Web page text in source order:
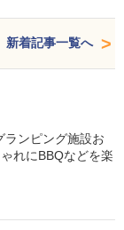
新着記事一覧へ
ランピング施設お
れにBBQなどを楽